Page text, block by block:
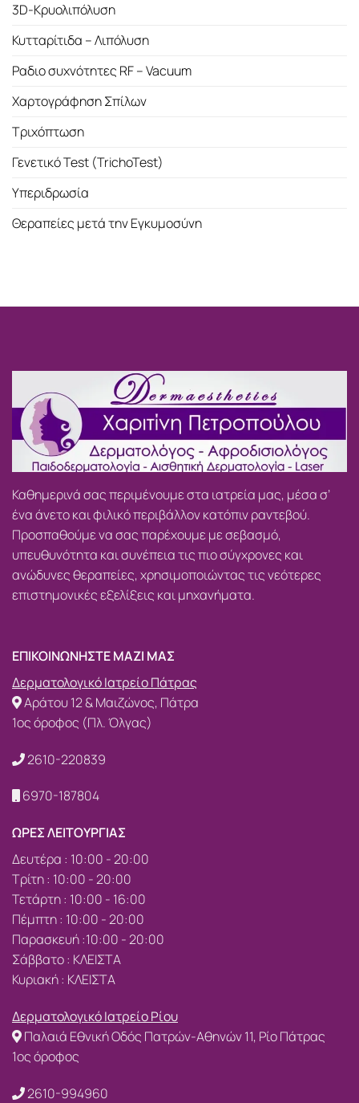
3D-Κρυολιπόλυση
Κυτταρίτιδα – Λιπόλυση
Ραδιο συχνότητες RF – Vacuum
Χαρτογράφηση Σπίλων
Τριχόπτωση
Γενετικό Test (TrichoTest)
Υπεριδρωσία
Θεραπείες μετά την Εγκυμοσύνη
Καθημερινά σας περιμένουμε στα ιατρεία μας, μέσα σ’
ένα άνετο και φιλικό περιβάλλον κατόπιν ραντεβού.
Προσπαθούμε να σας παρέχουμε με σεβασμό,
υπευθυνότητα και συνέπεια τις πιο σύγχρονες και
ανώδυνες θεραπείες, χρησιμοποιώντας τις νεότερες
επιστημονικές εξελίξεις και μηχανήματα.
ΕΠΙΚΟΙΝΩΝΗΣΤΕ ΜΑΖΙ ΜΑΣ
Δερματολογικό Ιατρείο Πάτρας
Αράτου 12 & Μαιζώνος, Πάτρα
1ος όροφος (Πλ. Όλγας)
2610-220839
6970-187804
ΩΡΕΣ ΛΕΙΤΟΥΡΓΙΑΣ
Δευτέρα : 10:00 - 20:00
Τρίτη : 10:00 - 20:00
Τετάρτη : 10:00 - 16:00
Πέμπτη : 10:00 - 20:00
Παρασκευή :10:00 - 20:00
Σάββατο : ΚΛΕΙΣΤΑ
Κυριακή : ΚΛΕΙΣΤΑ
Δερματολογικό Ιατρείο Ρίου
Παλαιά Εθνική Οδός Πατρών-Αθηνών 11, Ρίο Πάτρας
1ος όροφος
2610-994960